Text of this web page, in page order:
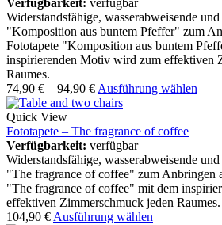
Verfügbarkeit: verfügbar
Widerstandsfähige, wasserabweisende
"Komposition aus buntem Pfeffer" zum
Fototapete "Komposition aus buntem
inspirierenden Motiv wird zum effektiven
Raumes.
74,90 € – 94,90 € Ausführung wählen
Quick View
Fototapete – The fragrance of coffee
Verfügbarkeit: verfügbar
Widerstandsfähige, wasserabweisende
"The fragrance of coffee" zum Anbringen
"The fragrance of coffee" mit dem
effektiven Zimmerschmuck jeden Raumes.
104,90 € Ausführung wählen